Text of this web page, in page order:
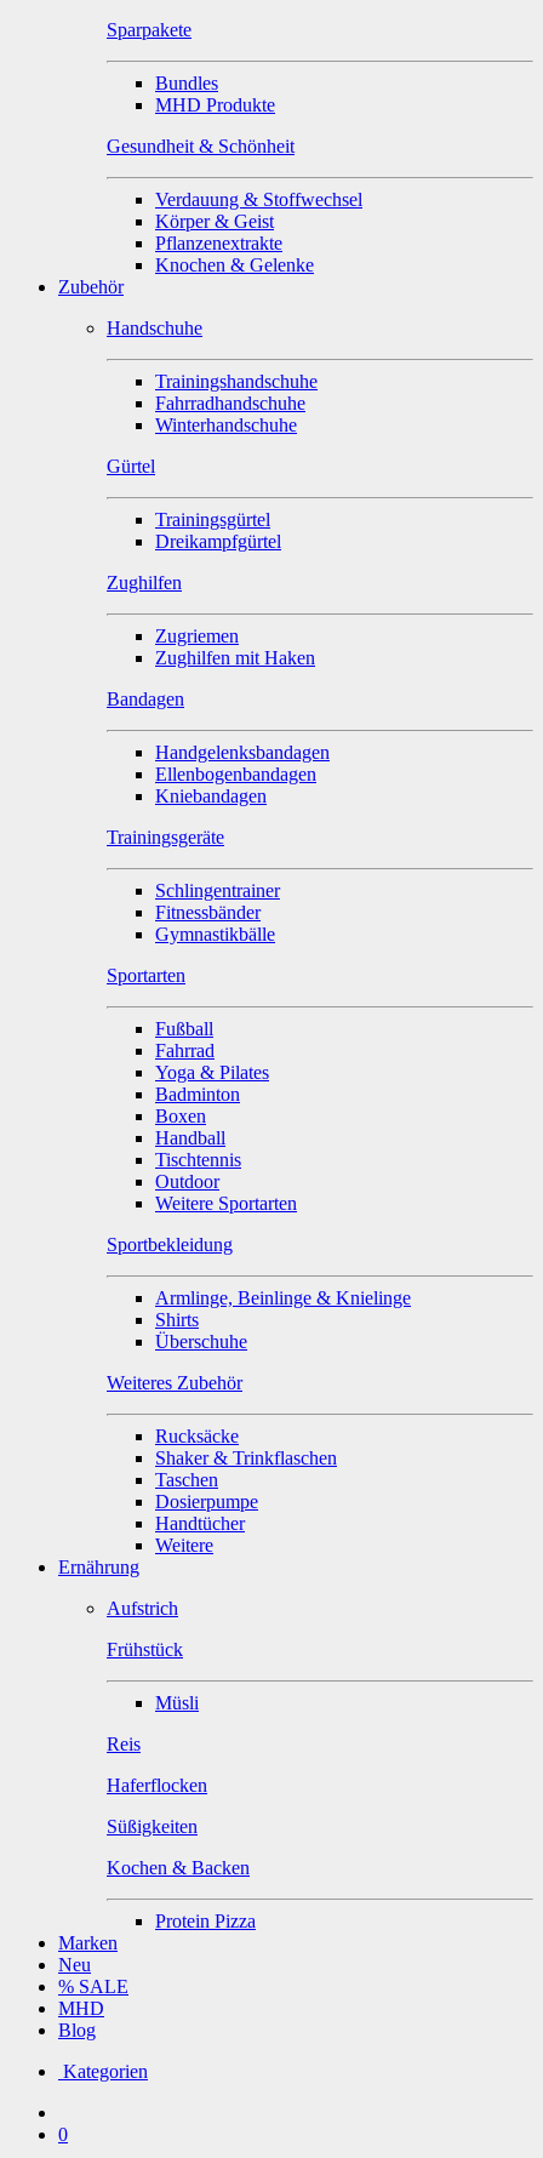
Sparpakete
Bundles
MHD Produkte
Gesundheit & Schönheit
Verdauung & Stoffwechsel
Körper & Geist
Pflanzenextrakte
Knochen & Gelenke
Zubehör
Handschuhe
Trainingshandschuhe
Fahrradhandschuhe
Winterhandschuhe
Gürtel
Trainingsgürtel
Dreikampfgürtel
Zughilfen
Zugriemen
Zughilfen mit Haken
Bandagen
Handgelenksbandagen
Ellenbogenbandagen
Kniebandagen
Trainingsgeräte
Schlingentrainer
Fitnessbänder
Gymnastikbälle
Sportarten
Fußball
Fahrrad
Yoga & Pilates
Badminton
Boxen
Handball
Tischtennis
Outdoor
Weitere Sportarten
Sportbekleidung
Armlinge, Beinlinge & Knielinge
Shirts
Überschuhe
Weiteres Zubehör
Rucksäcke
Shaker & Trinkflaschen
Taschen
Dosierpumpe
Handtücher
Weitere
Ernährung
Aufstrich
Frühstück
Müsli
Reis
Haferflocken
Süßigkeiten
Kochen & Backen
Protein Pizza
Marken
Neu
% SALE
MHD
Blog
Kategorien
0